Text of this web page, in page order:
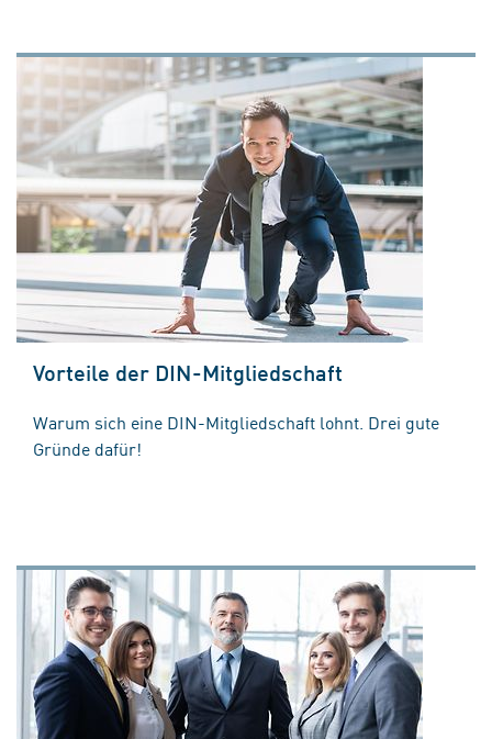
Vorteile der DIN-Mitgliedschaft
Warum sich eine DIN-Mitgliedschaft lohnt. Drei gute
Gründe dafür!